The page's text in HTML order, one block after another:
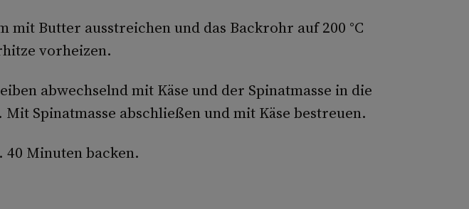
mit Butter ausstreichen und das Backrohr auf 200 °C
vorheizen.
abwechselnd mit Käse und der Spinatmasse in die
Spinatmasse abschließen und mit Käse bestreuen.
Minuten backen.